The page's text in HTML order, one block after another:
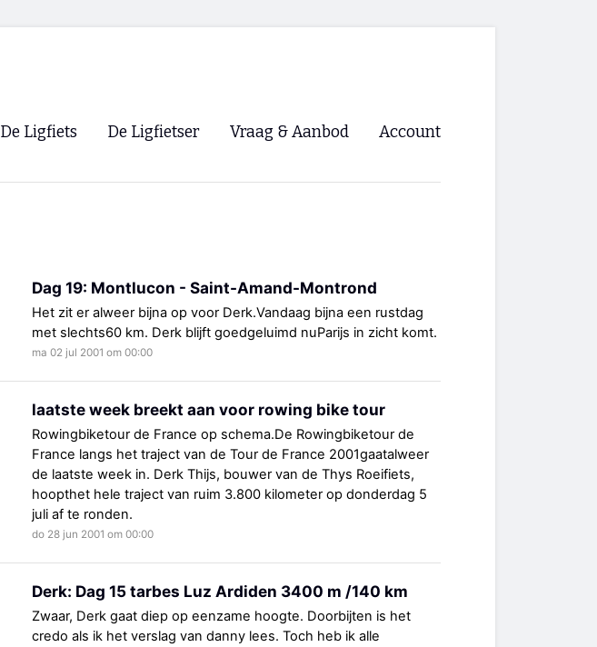
De Ligfiets De Ligfietser
Lokale Fietsverenigingen
EHPVA & EuSupino 🡺
Vraag & Aanbod Account
Dag 19: Montlucon - Saint-Amand-Montrond
Het zit er alweer bijna op voor Derk.Vandaag bijna een rustdag
met slechts60 km. Derk blijft goedgeluimd nuParijs in zicht komt.
ma 02 jul 2001 om 00:00
laatste week breekt aan voor rowing bike tour
Rowingbiketour de France op schema.De Rowingbiketour de
France langs het traject van de Tour de France 2001gaatalweer
de laatste week in. Derk Thijs, bouwer van de Thys Roeifiets,
hoopthet hele traject van ruim 3.800 kilometer op donderdag 5
juli af te ronden.
do 28 jun 2001 om 00:00
Derk: Dag 15 tarbes Luz Ardiden 3400 m /140 km
Zwaar, Derk gaat diep op eenzame hoogte. Doorbijten is het
credo als ik het verslag van danny lees. Toch heb ik alle